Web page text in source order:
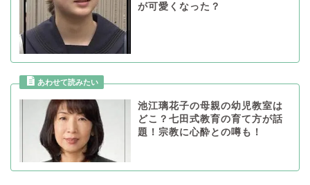
が可愛くなった？
池江璃花子の母親の幼児教室は
どこ？七田式教育の育て方が話
題！宗教に心酔との噂も！